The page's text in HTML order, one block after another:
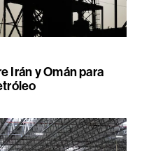
Irán y Omán para